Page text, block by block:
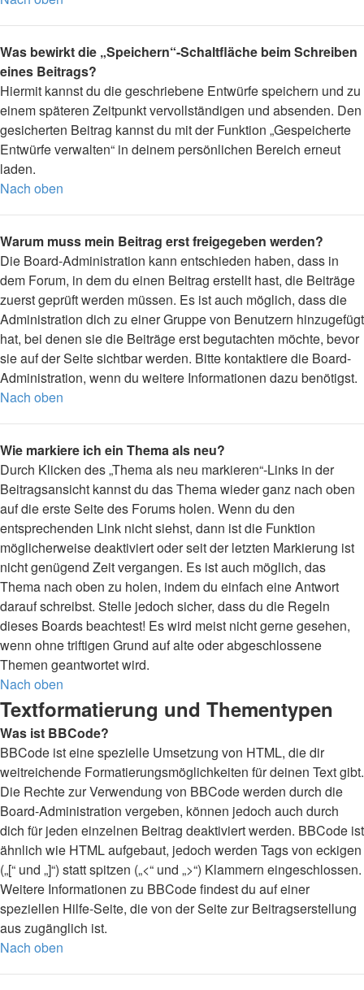
Was bewirkt die „Speichern“-Schaltfläche beim Schreiben
eines Beitrags?
Hiermit kannst du die geschriebene Entwürfe speichern und zu
einem späteren Zeitpunkt vervollständigen und absenden. Den
gesicherten Beitrag kannst du mit der Funktion „Gespeicherte
Entwürfe verwalten“ in deinem persönlichen Bereich erneut
laden.
Nach oben
Warum muss mein Beitrag erst freigegeben werden?
Die Board-Administration kann entschieden haben, dass in
dem Forum, in dem du einen Beitrag erstellt hast, die Beiträge
zuerst geprüft werden müssen. Es ist auch möglich, dass die
Administration dich zu einer Gruppe von Benutzern hinzugefügt
hat, bei denen sie die Beiträge erst begutachten möchte, bevor
sie auf der Seite sichtbar werden. Bitte kontaktiere die Board-
Administration, wenn du weitere Informationen dazu benötigst.
Nach oben
Wie markiere ich ein Thema als neu?
Durch Klicken des „Thema als neu markieren“-Links in der
Beitragsansicht kannst du das Thema wieder ganz nach oben
auf die erste Seite des Forums holen. Wenn du den
entsprechenden Link nicht siehst, dann ist die Funktion
möglicherweise deaktiviert oder seit der letzten Markierung ist
nicht genügend Zeit vergangen. Es ist auch möglich, das
Thema nach oben zu holen, indem du einfach eine Antwort
darauf schreibst. Stelle jedoch sicher, dass du die Regeln
dieses Boards beachtest! Es wird meist nicht gerne gesehen,
wenn ohne triftigen Grund auf alte oder abgeschlossene
Themen geantwortet wird.
Nach oben
Textformatierung und Thementypen
Was ist BBCode?
BBCode ist eine spezielle Umsetzung von HTML, die dir
weitreichende Formatierungsmöglichkeiten für deinen Text gibt.
Die Rechte zur Verwendung von BBCode werden durch die
Board-Administration vergeben, können jedoch auch durch
dich für jeden einzelnen Beitrag deaktiviert werden. BBCode ist
ähnlich wie HTML aufgebaut, jedoch werden Tags von eckigen
(„[“ und „]“) statt spitzen („<“ und „>“) Klammern eingeschlossen.
Weitere Informationen zu BBCode findest du auf einer
speziellen Hilfe-Seite, die von der Seite zur Beitragserstellung
aus zugänglich ist.
Nach oben